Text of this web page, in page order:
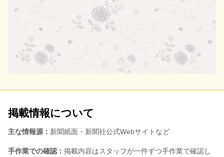
掲載情報について
主な情報源： 新聞紙面・新聞社公式Webサイトなど
手作業での確認： 掲載内容はスタッフが一件ずつ手作業で確認し